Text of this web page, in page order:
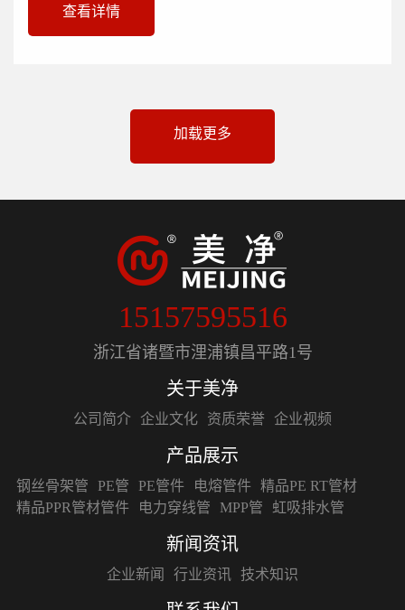
查看详情
加载更多
15157595516
浙江省诸暨市浬浦镇昌平路1号
关于美净
公司简介 企业文化 资质荣誉 企业视频
产品展示
钢丝骨架管 PE管 PE管件 电熔管件 精品PE RT管材
精品PPR管材管件
电力穿线管 MPP管 虹吸排水管
新闻资讯
企业新闻 行业资讯 技术知识